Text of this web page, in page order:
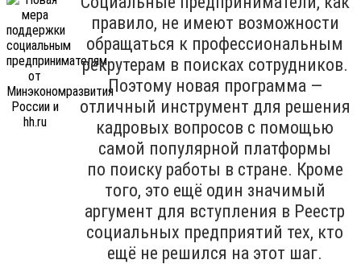
правило, не имеют возможности
обращаться к профессиональным
рекрутерам в поисках сотрудников.
Поэтому новая программа —
отличный инструмент для решения
кадровых вопросов с помощью
самой популярной платформы
по поиску работы в стране. Кроме
того, это ещё один значимый
аргумент для вступления в Реестр
социальных предприятий тех, кто
ещё не решился на этот шаг.